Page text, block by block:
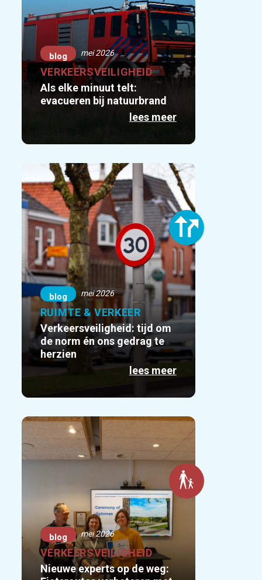
blog mei 2026
VERKEERSVEILIGHEID
Als elke minuut telt:
evacueren bij natuurbrand
lees meer
blog mei 2026
RUIMTE & VERKEER
Verkeersveiligheid: tijd om
de norm én ons gedrag te
herzien
lees meer
blog mei 2026
VERKEERSVEILIGHEID
Nieuwe experts op de weg: